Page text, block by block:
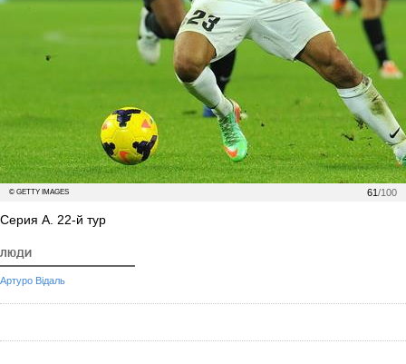
61/100
© GETTY IMAGES
Серия А. 22-й тур
ЛЮДИ
Артуро Відаль